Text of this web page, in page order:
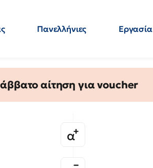
Πανελλήνιες Εργασία
αίτηση για voucher